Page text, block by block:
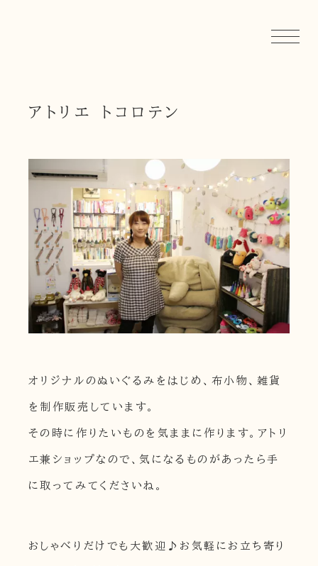
アトリエ トコロテン
オリジナルのぬいぐるみをはじめ、布小物、雑貨
を制作販売しています。
その時に作りたいものを気ままに作ります。アトリ
エ兼ショップなので、気になるものがあったら手
に取ってみてくださいね。
おしゃべりだけでも大歓迎♪お気軽にお立ち寄り